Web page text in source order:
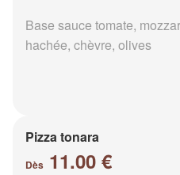
Base sauce tomate,
hachée, chèvre, olives
Pizza tonara
Dès 11.00 €